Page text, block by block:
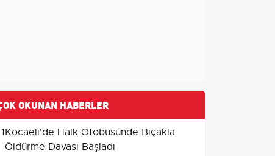
OKUNAN HABERLER
1Kocaeli'de Halk Otobüsünde Bıçakla
Öldürme Davası Başladı